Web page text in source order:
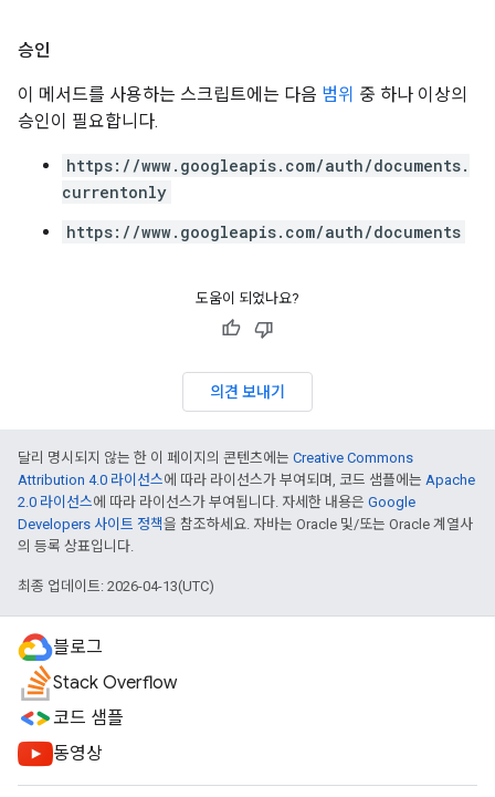
승인
이 메서드를 사용하는 스크립트에는 다음 범위 중 하나 이상의
승인이 필요합니다.
https://www.googleapis.com/auth/documents.
currentonly
https://www.googleapis.com/auth/documents
도움이 되었나요?
의견 보내기
달리 명시되지 않는 한 이 페이지의 콘텐츠에는 Creative Commons
Attribution 4.0 라이선스에 따라 라이선스가 부여되며, 코드 샘플에는 Apache
2.0 라이선스에 따라 라이선스가 부여됩니다. 자세한 내용은 Google
Developers 사이트 정책을 참조하세요. 자바는 Oracle 및/또는 Oracle 계열사
의 등록 상표입니다.
최종 업데이트: 2026-04-13(UTC)
블로그
Stack Overflow
코드 샘플
동영상